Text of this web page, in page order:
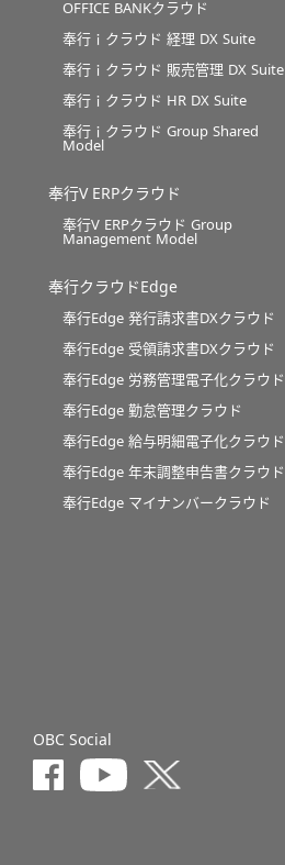
OFFICE BANKクラウド
奉行ｉクラウド 経理 DX Suite
奉行ｉクラウド 販売管理 DX Suite
奉行ｉクラウド HR DX Suite
奉行ｉクラウド Group Shared
Model
奉行V ERPクラウド
奉行V ERPクラウド Group
Management Model
奉行クラウドEdge
奉行Edge 発行請求書DXクラウド
奉行Edge 受領請求書DXクラウド
奉行Edge 労務管理電子化クラウド
奉行Edge 勤怠管理クラウド
奉行Edge 給与明細電子化クラウド
奉行Edge 年末調整申告書クラウド
奉行Edge マイナンバークラウド
OBC Social